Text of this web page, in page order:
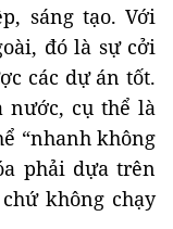
sáng tạo. Với
đó là sự cởi
các dự án tốt.
nước, cụ thể là
“nhanh không
phải dựa trên
không chạy